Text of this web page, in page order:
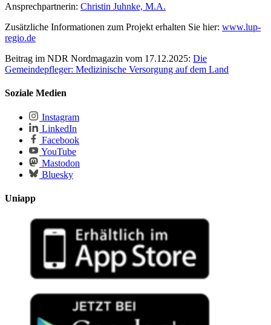
Ansprechpartnerin: Christin Juhnke, M.A.
Zusätzliche Informationen zum Projekt erhalten Sie hier: www.lup-
regio.de
Beitrag im NDR Nordmagazin vom 17.12.2025: Die
Gemeindepfleger: Medizinische Versorgung auf dem Land
Soziale Medien
Instagram
LinkedIn
Facebook
YouTube
Mastodon
Bluesky
Uniapp